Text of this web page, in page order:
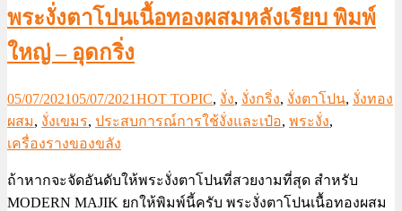
พระงั่งตาโปนเนื้อทองผสมหลังเรียบ พิมพ์
ใหญ่ – อุดกริ่ง
05/07/202105/07/2021HOT TOPIC, งั่ง, งั่งกริ่ง, งั่งตาโปน, งั่งทอง
ผสม, งั่งเขมร, ประสบการณ์การใช้งั่งและเป๋อ, พระงั่ง,
เครื่องรางของขลัง
ถ้าหากจะจัดอันดับให้พระงั่งตาโปนที่สวยงามที่สุด สำหรับ
MODERN MAJIK ยกให้พิมพ์นี้ครับ พระงั่งตาโปนเนื้อทองผสม